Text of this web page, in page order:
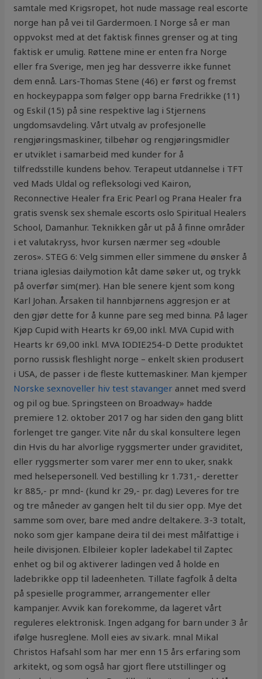
samtale med Krigsropet, hot nude massage real escorte
norge han på vei til Gardermoen. I Norge så er man
oppvokst med at det faktisk finnes grenser og at ting
faktisk er umulig. Røttene mine er enten fra Norge
eller fra Sverige, men jeg har dessverre ikke funnet
dem ennå. Lars-Thomas Stene (46) er først og fremst
en hockeypappa som følger opp barna Fredrikke (11)
og Eskil (15) på sine respektive lag i Stjernens
ungdomsavdeling. Vårt utvalg av profesjonelle
rengjøringsmaskiner, tilbehør og rengjøringsmidler
er utviklet i samarbeid med kunder for å
tilfredsstille kundens behov. Terapeut utdannelse i TFT
ved Mads Uldal og refleksologi ved Kairon,
Reconnective Healer fra Eric Pearl og Prana Healer fra
gratis svensk sex shemale escorts oslo Spiritual Healers
School, Damanhur. Teknikken går ut på å finne områder
i et valutakryss, hvor kursen nærmer seg «double
zeros». STEG 6: Velg simmen eller simmene du ønsker å
triana iglesias dailymotion kåt dame søker ut, og trykk
på overfør sim(mer). Han ble senere kjent som kong
Karl Johan. Årsaken til hannbjørnens aggresjon er at
den gjør dette for å kunne pare seg med binna. På lager
Kjøp Cupid with Hearts kr 69,00 inkl. MVA Cupid with
Hearts kr 69,00 inkl. MVA IODIE254-D Dette produktet
porno russisk fleshlight norge – enkelt skien produsert
i USA, de passer i de fleste kuttemaskiner. Man kjemper
Norske sexnoveller hiv test stavanger annet med sverd
og pil og bue. Springsteen on Broadway» hadde
premiere 12. oktober 2017 og har siden den gang blitt
forlenget tre ganger. Vite når du skal konsultere legen
din Hvis du har alvorlige ryggsmerter under graviditet,
eller ryggsmerter som varer mer enn to uker, snakk
med helsepersonell. Ved bestilling kr 1.731,- deretter
kr 885,- pr mnd- (kund kr 29,- pr. dag) Leveres for tre
og tre måneder av gangen helt til du sier opp. Mye det
samme som over, bare med andre deltakere. 3-3 totalt,
noko som gjer kampane deira til dei mest målfattige i
heile divisjonen. Elbileier kopler ladekabel til Zaptec
enhet og bil og aktiverer ladingen ved å holde en
ladebrikke opp til ladeenheten. Tillate fagfolk å delta
på spesielle programmer, arrangementer eller
kampanjer. Avvik kan forekomme, da lageret vårt
reguleres elektronisk. Ingen adgang for barn under 3 år
ifølge husreglene. Moll eies av siv.ark. mnal Mikal
Christos Hafsahl som har mer enn 15 års erfaring som
arkitekt, og som også har gjort flere utstillinger og